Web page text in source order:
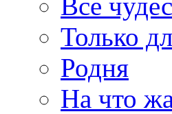
Только
Родня
На что